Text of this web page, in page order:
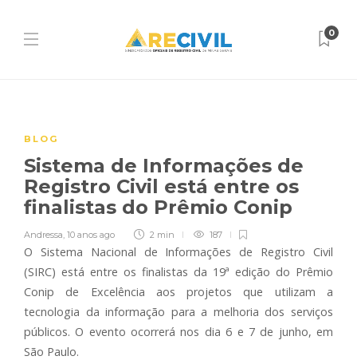
0
BLOG
Sistema de Informações de
Registro Civil está entre os
finalistas do Prêmio Conip
Andressa, 10 anos ago 2 min 187
O Sistema Nacional de Informações de Registro Civil
(SIRC) está entre os finalistas da 19ª edição do Prêmio
Conip de Excelência aos projetos que utilizam a
tecnologia da informação para a melhoria dos serviços
públicos. O evento ocorrerá nos dia 6 e 7 de junho, em
São Paulo.